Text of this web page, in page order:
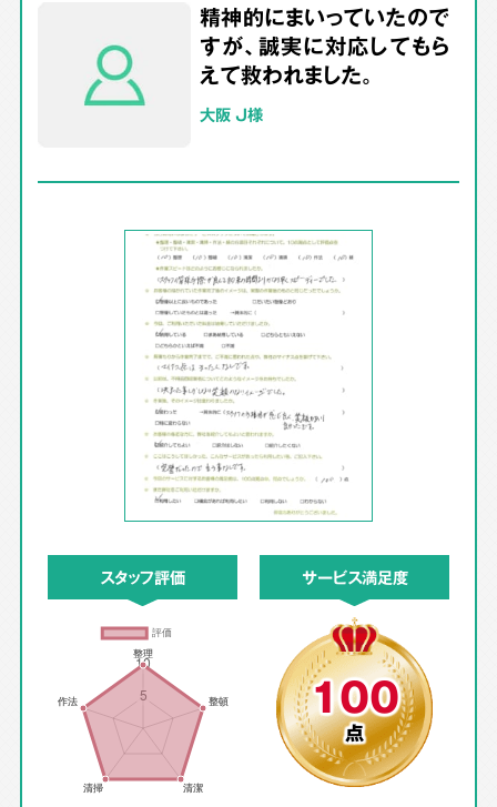
精神的にまいっていたので
すが、誠実に対応してもら
えて救われました。
大阪 J様
スタッフ評価 サービス満足度
100
点